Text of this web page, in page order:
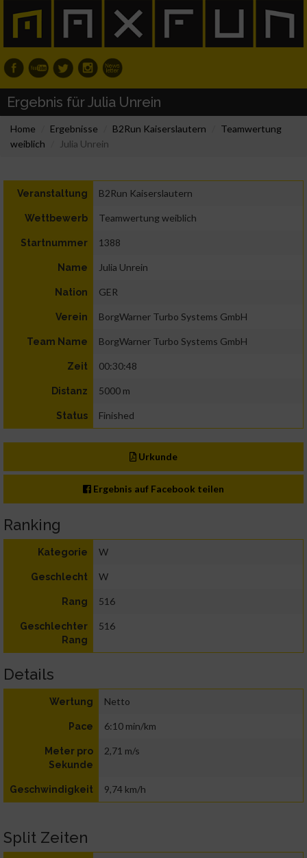
Ergebnis für Julia Unrein
Home Ergebnisse B2Run Kaiserslautern
Teamwertung
weiblich
Julia Unrein
Veranstaltung B2Run Kaiserslautern
Wettbewerb Teamwertung weiblich
Startnummer 1388
Name Julia Unrein
Nation GER
Verein BorgWarner Turbo Systems GmbH
Team Name BorgWarner Turbo Systems GmbH
Zeit 00:30:48
Distanz 5000 m
Status Finished
Urkunde
Ergebnis auf Facebook teilen
Ranking
Kategorie W
Geschlecht W
Rang 516
Geschlechter
Rang
516
Details
Wertung Netto
Pace 6:10 min/km
Meter pro
Sekunde
2,71 m/s
Geschwindigkeit 9,74 km/h
Split Zeiten